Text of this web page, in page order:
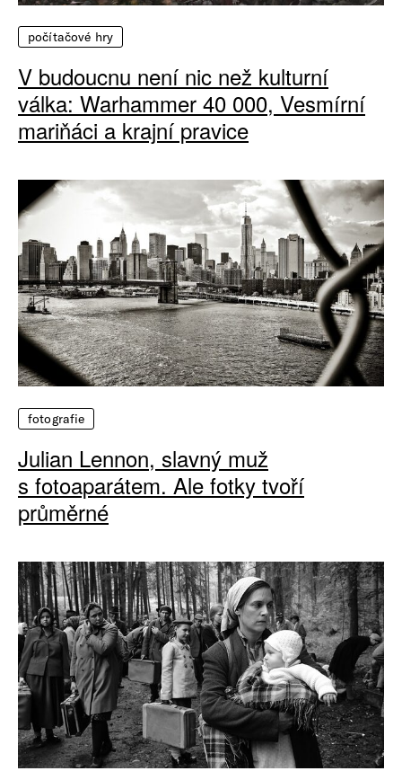
počítačové hry
V budoucnu není nic než kulturní
válka: Warhammer 40 000, Vesmírní
mariňáci a krajní pravice
fotografie
Julian Lennon, slavný muž
s fotoaparátem. Ale fotky tvoří
průměrné